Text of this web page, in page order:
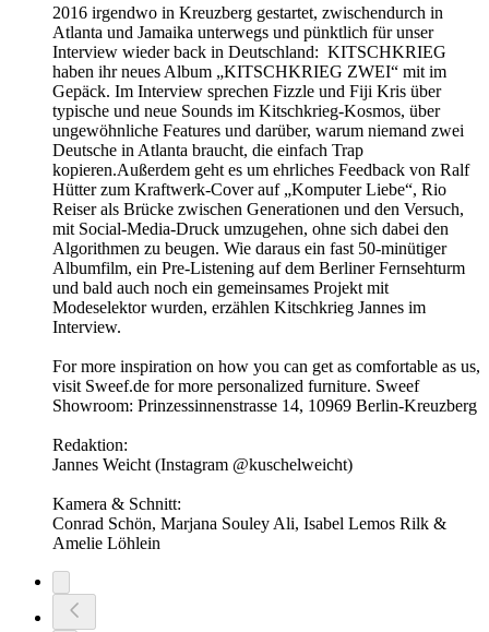
2016 irgendwo in Kreuzberg gestartet, zwischendurch in
Atlanta und Jamaika unterwegs und pünktlich für unser
Interview wieder back in Deutschland: KITSCHKRIEG
haben ihr neues Album „KITSCHKRIEG ZWEI“ mit im
Gepäck. Im Interview sprechen Fizzle und Fiji Kris über
typische und neue Sounds im Kitschkrieg-Kosmos, über
ungewöhnliche Features und darüber, warum niemand zwei
Deutsche in Atlanta braucht, die einfach Trap
kopieren.Außerdem geht es um ehrliches Feedback von Ralf
Hütter zum Kraftwerk-Cover auf „Komputer Liebe“, Rio
Reiser als Brücke zwischen Generationen und den Versuch,
mit Social-Media-Druck umzugehen, ohne sich dabei den
Algorithmen zu beugen. Wie daraus ein fast 50-minütiger
Albumfilm, ein Pre-Listening auf dem Berliner Fernsehturm
und bald auch noch ein gemeinsames Projekt mit
Modeselektor wurden, erzählen Kitschkrieg Jannes im
Interview.
For more inspiration on how you can get as comfortable as us,
visit Sweef.de for more personalized furniture. Sweef
Showroom: Prinzessinnenstrasse 14, 10969 Berlin-Kreuzberg
Redaktion:
Jannes Weicht (Instagram @kuschelweicht)
Kamera & Schnitt:
Conrad Schön, Marjana Souley Ali, Isabel Lemos Rilk &
Amelie Löhlein